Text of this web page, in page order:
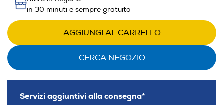
in 30 minuti e sempre gratuito
AGGIUNGI AL CARRELLO
CERCA NEGOZIO
Servizi aggiuntivi alla consegna*